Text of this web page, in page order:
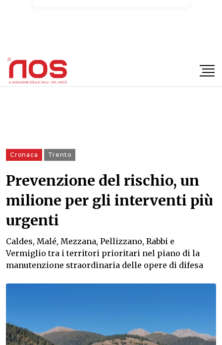
Cronaca Trento
Prevenzione del rischio, un
milione per gli interventi più
urgenti
Caldes, Malé, Mezzana, Pellizzano, Rabbi e
Vermiglio tra i territori prioritari nel piano di la
manutenzione straordinaria delle opere di difesa